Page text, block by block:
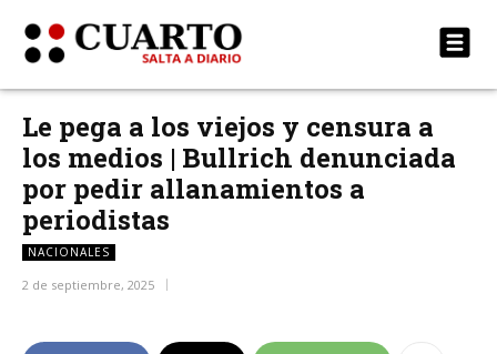
Le pega a los viejos y censura a
los medios | Bullrich denunciada
por pedir allanamientos a
periodistas
NACIONALES
2 de septiembre, 2025